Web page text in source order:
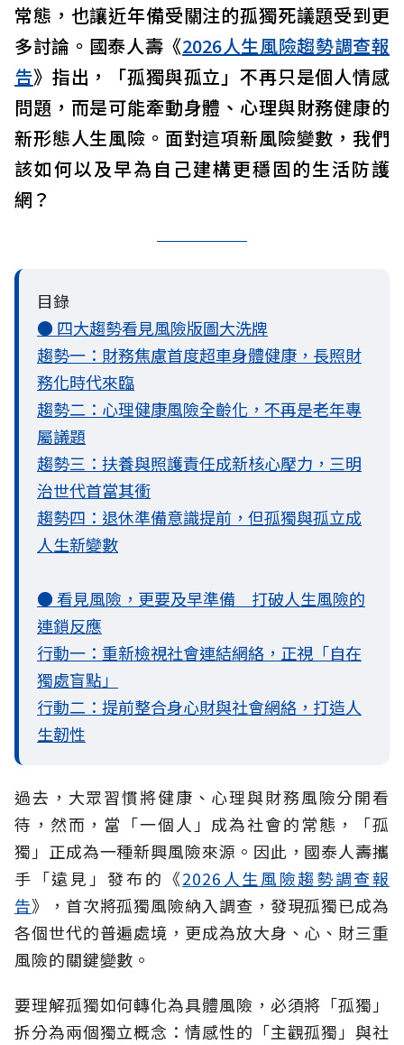
常態，也讓近年備受關注的孤獨死議題受到更
多討論。國泰人壽《2026人生風險趨勢調查報
告》指出，「孤獨與孤立」不再只是個人情感
問題，而是可能牽動身體、心理與財務健康的
新形態人生風險。面對這項新風險變數，我們
該如何以及早為自己建構更穩固的生活防護
網？
目錄
● 四大趨勢看見風險版圖大洗牌
趨勢一：財務焦慮首度超車身體健康，長照財
務化時代來臨
趨勢二：心理健康風險全齡化，不再是老年專
屬議題
趨勢三：扶養與照護責任成新核心壓力，三明
治世代首當其衝
趨勢四：退休準備意識提前，但孤獨與孤立成
人生新變數
● 看見風險，更要及早準備 打破人生風險的
連鎖反應
行動一：重新檢視社會連結網絡，正視「自在
獨處盲點」
行動二：提前整合身心財與社會網絡，打造人
生韌性
過去，大眾習慣將健康、心理與財務風險分開看
待，然而，當「一個人」成為社會的常態，「孤
獨」正成為一種新興風險來源。因此，國泰人壽攜
手「遠見」發布的《2026人生風險趨勢調查報
告》，首次將孤獨風險納入調查，發現孤獨已成為
各個世代的普遍處境，更成為放大身、心、財三重
風險的關鍵變數。
要理解孤獨如何轉化為具體風險，必須將「孤獨」
拆分為兩個獨立概念：情感性的「主觀孤獨」與社